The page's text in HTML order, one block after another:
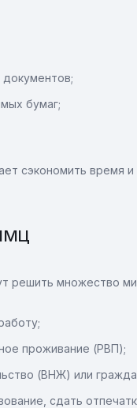
бумаг;
сэкономить время
решить множество
проживание (РВП);
(ВНЖ) или
сдать